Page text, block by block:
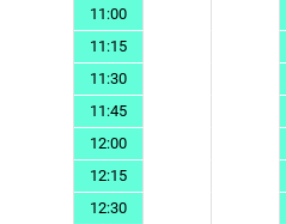
11:00
11:15
11:30
11:45
12:00
12:15
12:30